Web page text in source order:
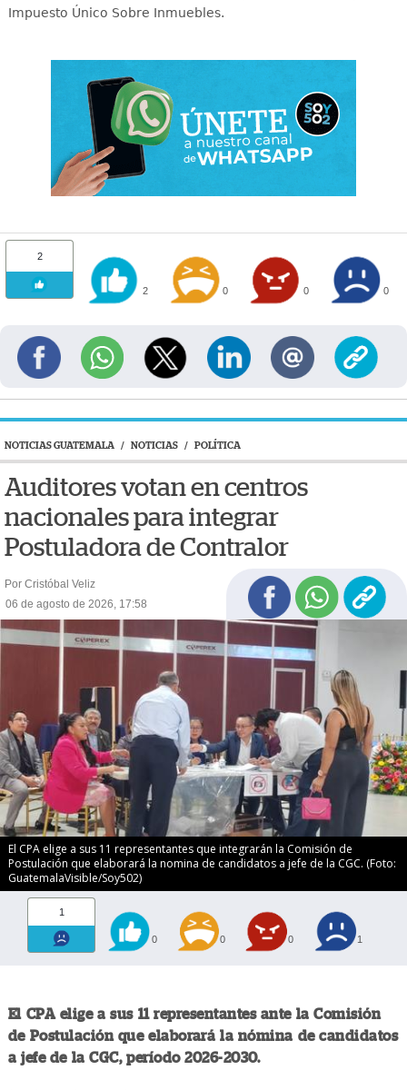
Impuesto Único Sobre Inmuebles.
2
2 0 0 0
NOTICIAS GUATEMALA / NOTICIAS / POLÍTICA
Auditores votan en centros
nacionales para integrar
Postuladora de Contralor
Por Cristóbal Veliz
06 de agosto de 2026, 17:58
El CPA elige a sus 11 representantes que integrarán la Comisión de
Postulación que elaborará la nomina de candidatos a jefe de la CGC. (Foto:
GuatemalaVisible/Soy502)
1
0 0 0 1
El CPA elige a sus 11 representantes ante la Comisión
de Postulación que elaborará la nómina de candidatos
a jefe de la CGC, período 2026-2030.